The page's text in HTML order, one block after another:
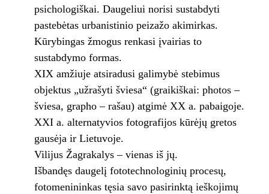
psichologiškai. Daugeliui norisi sustabdyti
pastebėtas urbanistinio peizažo akimirkas.
Kūrybingas žmogus renkasi įvairias to
sustabdymo formas.
XIX amžiuje atsiradusi galimybė stebimus
objektus „užrašyti šviesa“ (graikiškai: photos –
šviesa, grapho – rašau) atgimė XX a. pabaigoje.
XXI a. alternatyvios fotografijos kūrėjų gretos
gausėja ir Lietuvoje.
Vilijus Žagrakalys – vienas iš jų.
Išbandęs daugelį fototechnologinių procesų,
fotomenininkas tęsia savo pasirinktą ieškojimų